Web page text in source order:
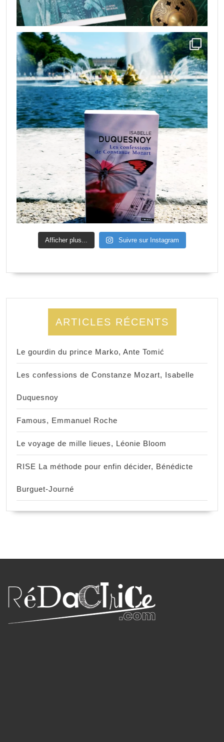
Afficher plus... Suivre sur Instagram
ARTICLES RÉCENTS
Le gourdin du prince Marko, Ante Tomić
Les confessions de Constanze Mozart, Isabelle
Duquesnoy
Famous, Emmanuel Roche
Le voyage de mille lieues, Léonie Bloom
RISE La méthode pour enfin décider, Bénédicte
Burguet-Journé